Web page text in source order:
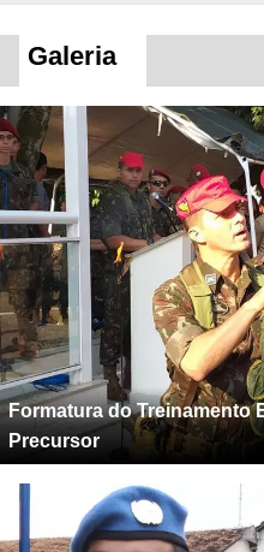
Galeria
Formatura do Treinamento
Precursor